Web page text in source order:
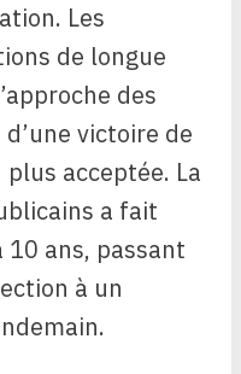
Les
de longue
des
victoire de
acceptée. La
a fait
ans, passant
à un